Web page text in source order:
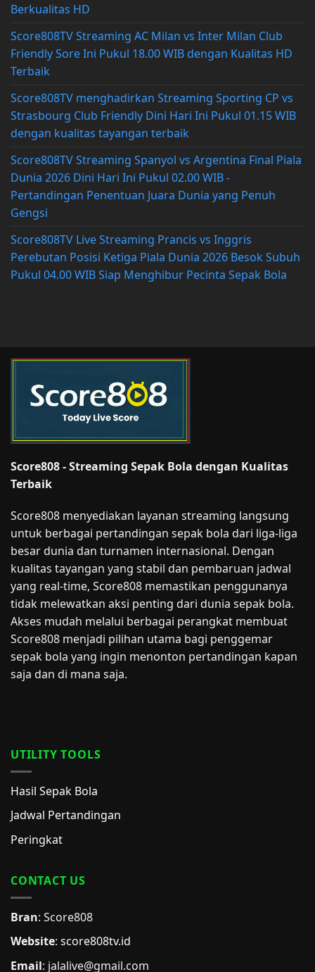
Berkualitas HD
Score808TV Streaming AC Milan vs Inter Milan Club
Friendly Sore Ini Pukul 18.00 WIB dengan Kualitas HD
Terbaik
Score808TV menghadirkan Streaming Sporting CP vs
Strasbourg Club Friendly Dini Hari Ini Pukul 01.15 WIB
dengan kualitas tayangan terbaik
Score808TV Streaming Spanyol vs Argentina Final Piala
Dunia 2026 Dini Hari Ini Pukul 02.00 WIB -
Pertandingan Penentuan Juara Dunia yang Penuh
Gengsi
Score808TV Live Streaming Prancis vs Inggris
Perebutan Posisi Ketiga Piala Dunia 2026 Besok Subuh
Pukul 04.00 WIB Siap Menghibur Pecinta Sepak Bola
Score808 - Streaming Sepak Bola dengan Kualitas
Terbaik
Score808 menyediakan layanan streaming langsung
untuk berbagai pertandingan sepak bola dari liga-liga
besar dunia dan turnamen internasional. Dengan
kualitas tayangan yang stabil dan pembaruan jadwal
yang real-time, Score808 memastikan penggunanya
tidak melewatkan aksi penting dari dunia sepak bola.
Akses mudah melalui berbagai perangkat membuat
Score808 menjadi pilihan utama bagi penggemar
sepak bola yang ingin menonton pertandingan kapan
saja dan di mana saja.
UTILITY TOOLS
Hasil Sepak Bola
Jadwal Pertandingan
Peringkat
CONTACT US
Bran: Score808
Website: score808tv.id
Email: jalalive@gmail.com